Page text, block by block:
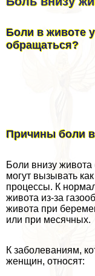
Боли в животе
обращаться?
Причины боли
Боли внизу
могут вызывать
процессы. К
живота из-за
живота при
или при мecячных.
К заболеваниям,
женщин, относят: